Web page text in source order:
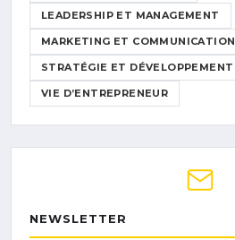
LEADERSHIP ET MANAGEMENT
MARKETING ET COMMUNICATION
STRATÉGIE ET DÉVELOPPEMENT
VIE D’ENTREPRENEUR
NEWSLETTER